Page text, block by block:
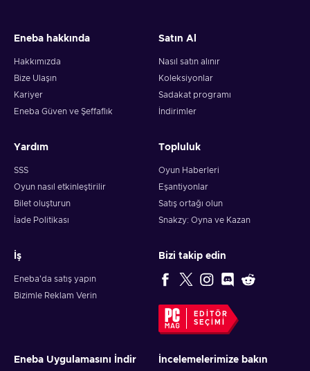
Eneba hakkında
Hakkımızda
Bize Ulaşın
Kariyer
Eneba Güven ve Şeffaflık
Satın Al
Nasıl satın alınır
Koleksiyonlar
Sadakat programı
İndirimler
Yardım
SSS
Oyun nasıl etkinleştirilir
Bilet oluşturun
İade Politikası
Topluluk
Oyun Haberleri
Eşantiyonlar
Satış ortağı olun
Snakzy: Oyna ve Kazan
İş
Eneba'da satış yapın
Bizimle Reklam Verin
Bizi takip edin
EDITÖR
SEÇIMI
Eneba Uygulamasını İndir İncelemelerimize bakın